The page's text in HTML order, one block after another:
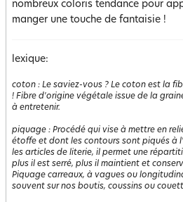
nombreux coloris tendance pour
manger une touche de fantaisie !
lexique:
coton : Le saviez-vous ? Le coton est la
! Fibre d'origine végétale issue de la
à entretenir.
piquage : Procédé qui vise à mettre en
étoffe et dont les contours sont piqués à
les articles de literie, il permet une
plus il est serré, plus il maintient et
Piquage carreaux, à vagues ou
souvent sur nos boutis, coussins ou